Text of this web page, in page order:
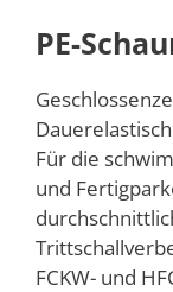
PE-
Für die
und
FCKW- und